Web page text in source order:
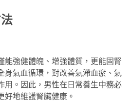
能強健體魄、增強體質，更能固腎
身氣血循環，對改善氣滯血瘀、氣
用。因此，男性在日常養生中務必
好地維護腎臟健康。